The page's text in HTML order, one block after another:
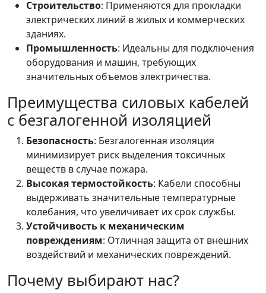
Строительство: Применяются для прокладки
электрических линий в жилых и коммерческих
зданиях.
Промышленность: Идеальны для подключения
оборудования и машин, требующих
значительных объемов электричества.
Преимущества силовых кабелей
с безгалогенной изоляцией
Безопасность: Безгалогенная изоляция
минимизирует риск выделения токсичных
веществ в случае пожара.
Высокая термостойкость: Кабели способны
выдерживать значительные температурные
колебания, что увеличивает их срок службы.
Устойчивость к механическим
повреждениям: Отличная защита от внешних
воздействий и механических повреждений.
Почему выбирают нас?